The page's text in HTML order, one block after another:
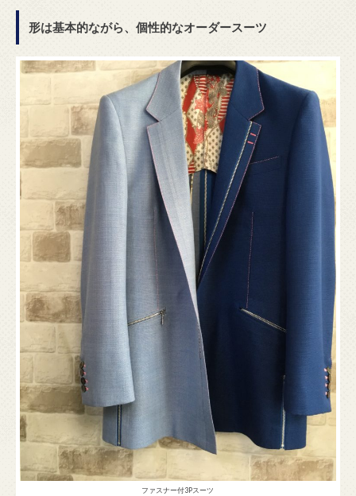
形は基本的ながら、個性的なオーダースーツ
ファスナー付3Pスーツ